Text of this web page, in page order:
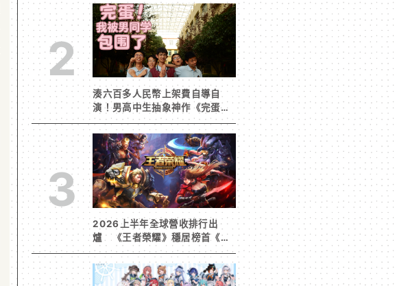
2
湊六百多人民幣上架費自導自
演！男高中生抽象神作《完蛋！
我被男同學包圍了》突然爆紅
3
2026上半年全球營收排行出
爐 《王者榮耀》穩居榜首《寒
霜啟示錄》緊追在後！